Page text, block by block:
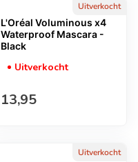
Uitverkocht
L'Oréal Voluminous x4
Waterproof Mascara -
Black
Uitverkocht
Normale prijs
13,95
Uitverkocht